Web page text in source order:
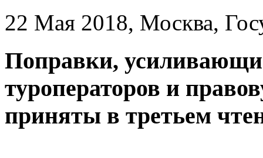
22 Мая 2018, Москва,
Поправки,
туроператоров и
приняты в третьем